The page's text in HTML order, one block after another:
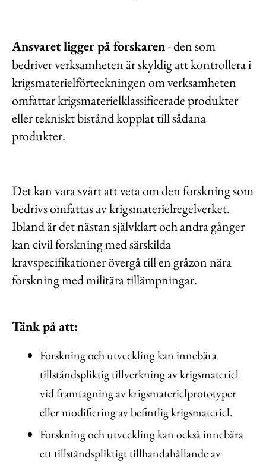
Ansvaret ligger på forskaren- den som
bedriver verksamheten är skyldig att kontrollera i
krigsmaterielförteckningen om verksamheten
omfattar krigsmaterielklassificerade produkter
eller tekniskt bistånd kopplat till sådana
produkter.
Det kan vara svårt att veta om den forskning som
bedrivs omfattas av krigsmaterielregelverket.
Ibland är det nästan självklart och andra gånger
kan civil forskning med särskilda
kravspecifikationer övergå till en gråzon nära
forskning med militära tillämpningar.
Tänk på att:
Forskning och utveckling kan innebära
tillståndspliktig tillverkning av krigsmateriel
vid framtagning av krigsmaterielprototyper
eller modifiering av befintlig krigsmateriel.
Forskning och utveckling kan också innebära
ett tillståndspliktigt tillhandahållande av